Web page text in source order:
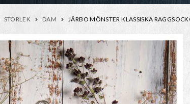
STORLEK DAM JÄRBO MÖNSTER KLASSISKA